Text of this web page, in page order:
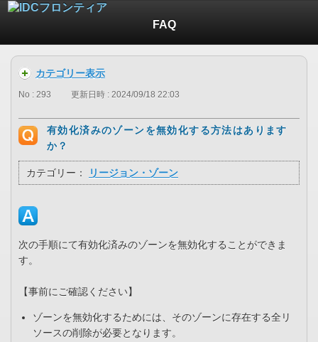
FAQ
カテゴリー表示
No : 293 更新日時 : 2024/09/18 22:03
有効化済みのゾーンを無効化する方法はあります
か？
カテゴリー： リージョン・ゾーン
次の手順にて有効化済みのゾーンを無効化することができま
す。
【事前にご確認ください】
ゾーンを無効化するためには、そのゾーンに存在する全リ
ソースの削除が必要となります。